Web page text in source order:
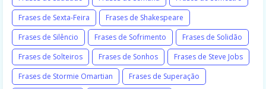
Frases de Sexta-Feira
Frases de Shakespeare
Frases de Silêncio
Frases de Sofrimento
Frases de Solidão
Frases de Solteiros
Frases de Sonhos
Frases de Steve Jobs
Frases de Stormie Omartian
Frases de Superação